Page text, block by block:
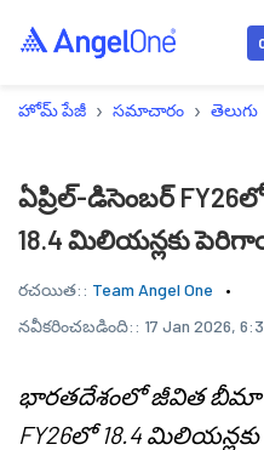
హోమ్ పేజీ › సమాచారం › తెలుగు
ఏప్రిల్-డిసెంబర్
18.4 మిలియన్లకు
రచయిత:: Team Angel One
నవీకరించబడింది:: 17 Jan 2026,
భారతదేశంలో జీవిత బీమా
FY26లో 18.4